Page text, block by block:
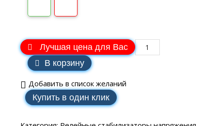
Лучшая цена для Вас
В корзину
Добавить в список желаний
Купить в один клик